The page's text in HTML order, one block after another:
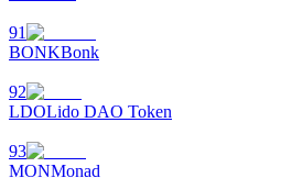
91
BONKBonk
92
LDOLido DAO Token
93
MONMonad